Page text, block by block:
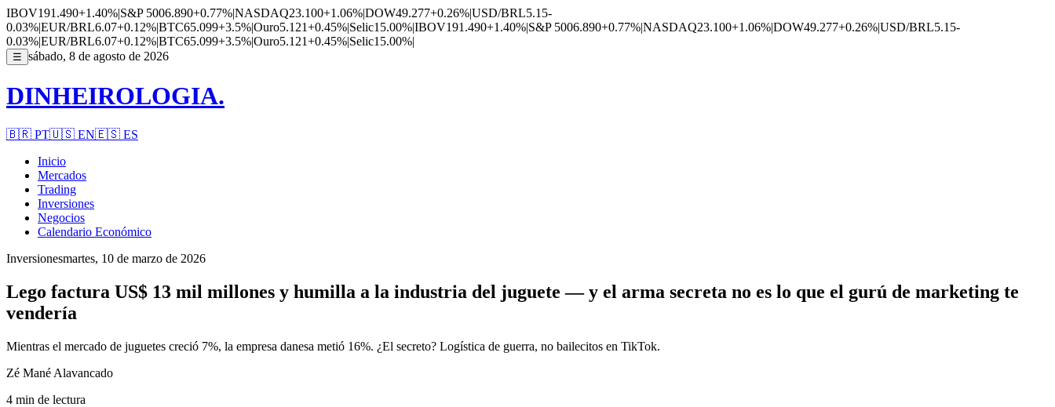
IBOV191.490+1.40%|S&P 5006.890+0.77%|NASDAQ23.100+1.06%|DOW49.277+0.26%|USD/BRL5.15-
0.03%|EUR/BRL6.07+0.12%|BTC65.099+3.5%|Ouro5.121+0.45%|Selic15.00%|IBOV191.490+1.40%|S&P 5006.890+0.77%|NASDAQ23.100+1.06%|DOW49.277+0.26%|USD/BRL5.15-
0.03%|EUR/BRL6.07+0.12%|BTC65.099+3.5%|Ouro5.121+0.45%|Selic15.00%|
☰ sábado, 8 de agosto de 2026
DINHEIROLOGIA.
🇧🇷 PT🇺🇸 EN🇪🇸 ES
Inicio
Mercados
Trading
Inversiones
Negocios
Calendario Económico
Inversionesmartes, 10 de marzo de 2026
Lego factura US$ 13 mil millones y humilla a la industria del juguete — y el arma secreta no es lo que el gurú de marketing te
vendería
Mientras el mercado de juguetes creció 7%, la empresa danesa metió 16%. ¿El secreto? Logística de guerra, no bailecitos en TikTok.
Zé Mané Alavancado
4 min de lectura